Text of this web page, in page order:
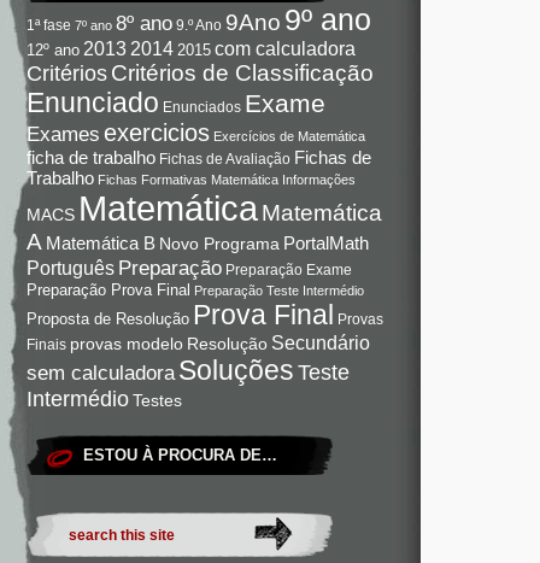
1ª fase 7º ano 8º ano 9.º Ano 9Ano 9º ano
12º ano 2013 2014 2015 com calculadora
Critérios Critérios de Classificação
Enunciado Enunciados Exame
Exames exercicios Exercícios de Matemática
ficha de trabalho Fichas de Avaliação Fichas de
Trabalho Fichas Formativas Matemática Informações
MACS Matemática Matemática
A Matemática B Novo Programa PortalMath
Português Preparação Preparação Exame
Preparação Prova Final Preparação Teste Intermédio
Proposta de Resolução Prova Final Provas
Finais provas modelo Resolução Secundário
sem calculadora Soluções Teste
IntermédioTestes
ESTOU À PROCURA DE…